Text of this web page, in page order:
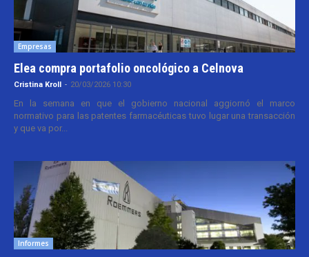
Empresas
Elea compra portafolio oncológico a Celnova
Cristina Kroll - 20/03/2026 10:30
En la semana en que el gobierno nacional aggiornó el marco
normativo para las patentes farmacéuticas tuvo lugar una transacción
y que va por...
Informes